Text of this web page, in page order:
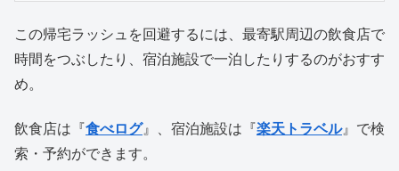
この帰宅ラッシュを回避するには、最寄駅周辺の飲食店で
時間をつぶしたり、宿泊施設で一泊したりするのがおすす
め。
飲食店は『食べログ』、宿泊施設は『楽天トラベル』で検
索・予約ができます。